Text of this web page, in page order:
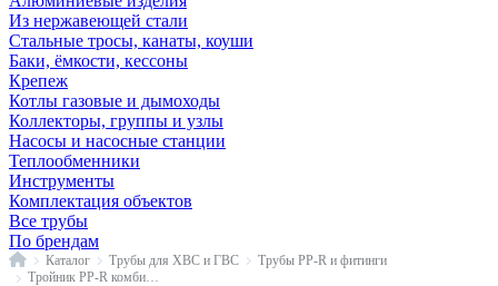
Из нержавеющей стали
Стальные тросы, канаты, коуши
Баки, ёмкости, кессоны
Крепеж
Котлы газовые и дымоходы
Коллекторы, группы и узлы
Насосы и насосные станции
Теплообменники
Инструменты
Комплектация объектов
Все трубы
По брендам
ГлавнаяКаталог Трубы для ХВС и ГВС
Трубы PP-R и фитинги
Тройник PP-R комбинированный белый VALFEX